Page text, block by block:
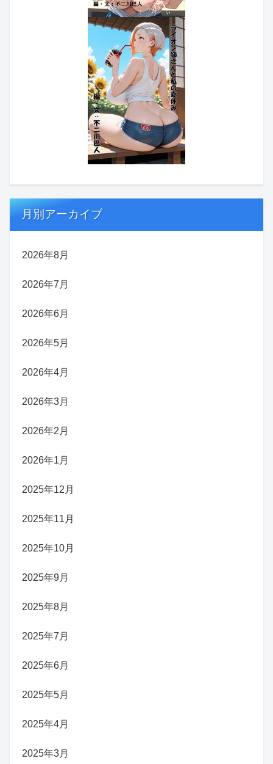
月別アーカイブ
2026年8月
2026年7月
2026年6月
2026年5月
2026年4月
2026年3月
2026年2月
2026年1月
2025年12月
2025年11月
2025年10月
2025年9月
2025年8月
2025年7月
2025年6月
2025年5月
2025年4月
2025年3月